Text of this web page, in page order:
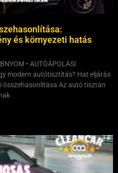
és környezeti hatás
• AUTÓÁPOLÁSI
modern autótisztítás? Hat eljárás
összehasonlítása Az autó tisztán